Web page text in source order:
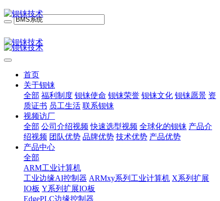
首页
关于钡铼
全部 福利制度 钡铼使命 钡铼荣誉 钡铼文化 钡铼愿景 资
质证书 员工生活 联系钡铼
视频访厂
全部 公司介绍视频 快速选型视频 全球化的钡铼 产品介
绍视频 团队优势 品牌优势 技术优势 产品优势
产品中心
全部
ARM工业计算机
工业边缘AI控制器 ARMxy系列工业计算机 X系列扩展
IO板 Y系列扩展IO板
EdgePLC边缘控制器